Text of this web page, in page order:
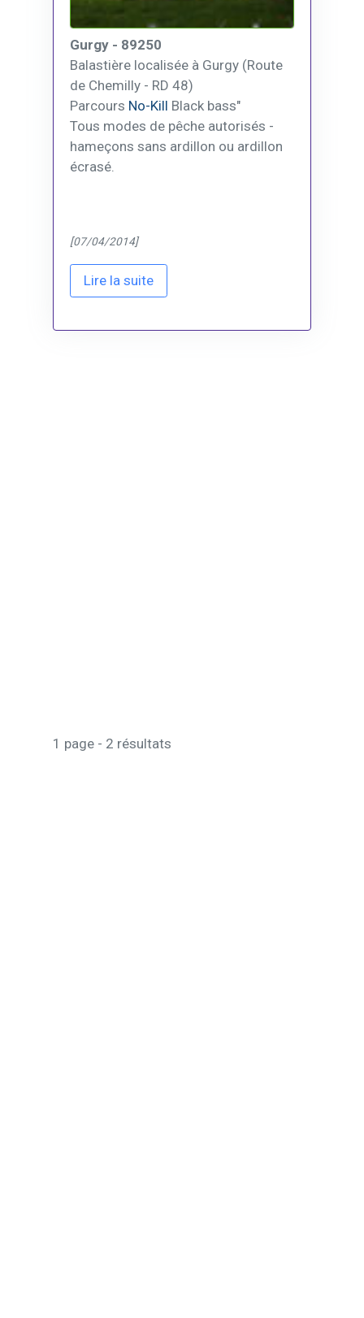
Gurgy - 89250
Balastière localisée à Gurgy (Route
de Chemilly - RD 48)
Parcours No-Kill Black bass"
Tous modes de pêche autorisés -
hameçons sans ardillon ou ardillon
écrasé.
[07/04/2014]
Lire la suite
1 page - 2 résultats